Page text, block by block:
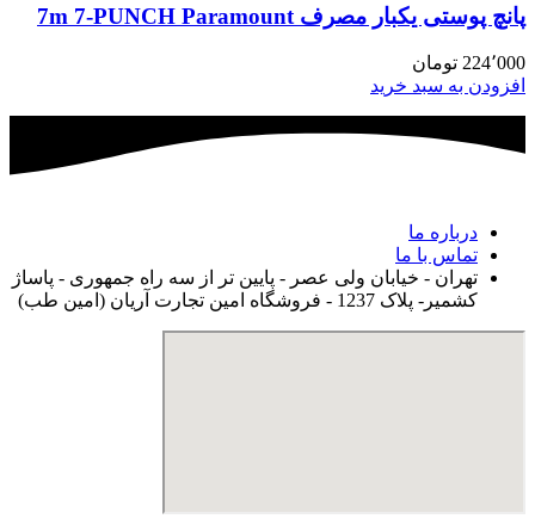
پانچ پوستی یکبار مصرف 7m 7-PUNCH Paramount
224٬000 تومان
افزودن به سبد خرید
درباره ما
تماس با ما
تهران - خیابان ولی عصر - پایین تر از سه راه جمهوری - پاساژ
کشمیر- پلاک 1237 - فروشگاه امین تجارت آریان (امین طب)